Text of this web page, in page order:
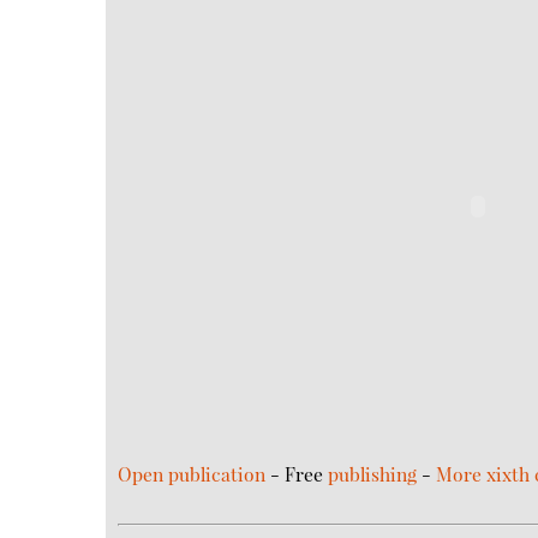
Open publication - Freepublishing -More xixth